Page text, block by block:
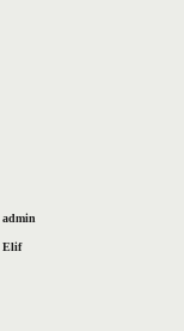
admin
Elif